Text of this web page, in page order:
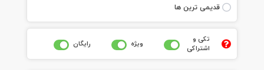
قديمی ترين ها
تکی و
اشتراکی
ويژه رايگان